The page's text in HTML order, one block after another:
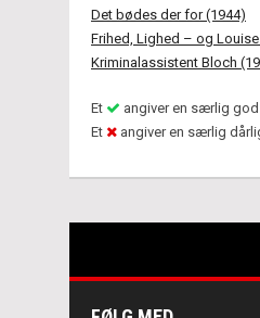
Det bødes der for (1944)
Frihed, Lighed – og
Kriminalassistent Bloch
Et
angiver en særlig
Et
angiver en særlig